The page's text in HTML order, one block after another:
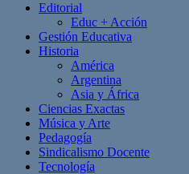
Editorial
Educ + Acción
Gestión Educativa
Historia
América
Argentina
Asia y África
Ciencias Exactas
Música y Arte
Pedagogía
Sindicalismo Docente
Tecnología